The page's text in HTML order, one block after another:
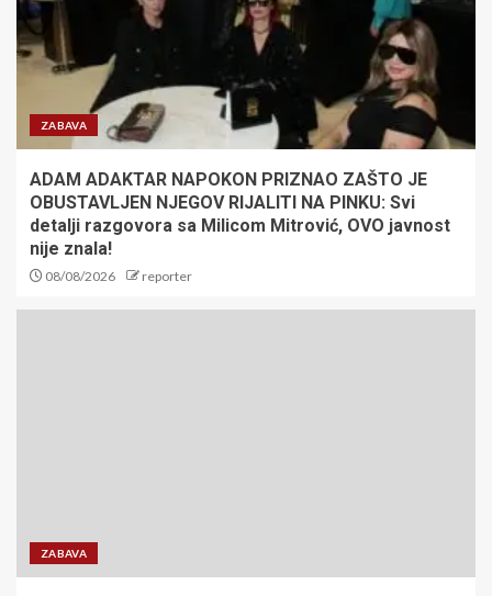
3
4
SRBIJA SLOMILA BRAZIL ZA
POLUFINALE SVETSKOG
PRVENSTVA! Mladi vaterpolisti
protiv Hrvatske u Zagrebu za
plasman u finale!
ZABAVA
ADAM ADAKTAR NAPOKON PRIZNAO ZAŠTO JE
OBUSTAVLJEN NJEGOV RIJALITI NA PINKU: Svi
detalji razgovora sa Milicom Mitrović, OVO javnost
nije znala!
08/08/2026 reporter
ZABAVA